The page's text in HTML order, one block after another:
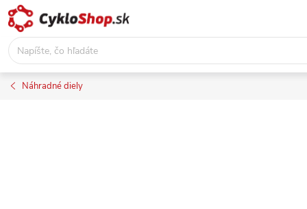
Prejsť
na
obsah
Náhradné diely